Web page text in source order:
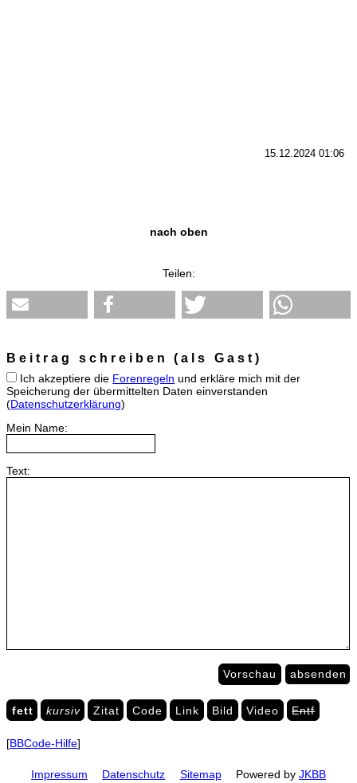
15.12.2024 01:06
nach oben
Teilen:
Beitrag schreiben (als Gast)
Ich akzeptiere die Forenregeln und erkläre mich mit der
Speicherung der übermittelten Daten einverstanden
(Datenschutzerklärung)
Mein Name:
Text:
Vorschau absenden
fett kursiv Zitat Code Link Bild Video Entf
[BBCode-Hilfe]
Impressum Datenschutz Sitemap Powered byJKBB